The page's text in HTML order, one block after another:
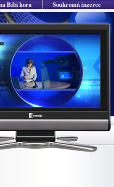
Bílá hora Soukromá inzerce